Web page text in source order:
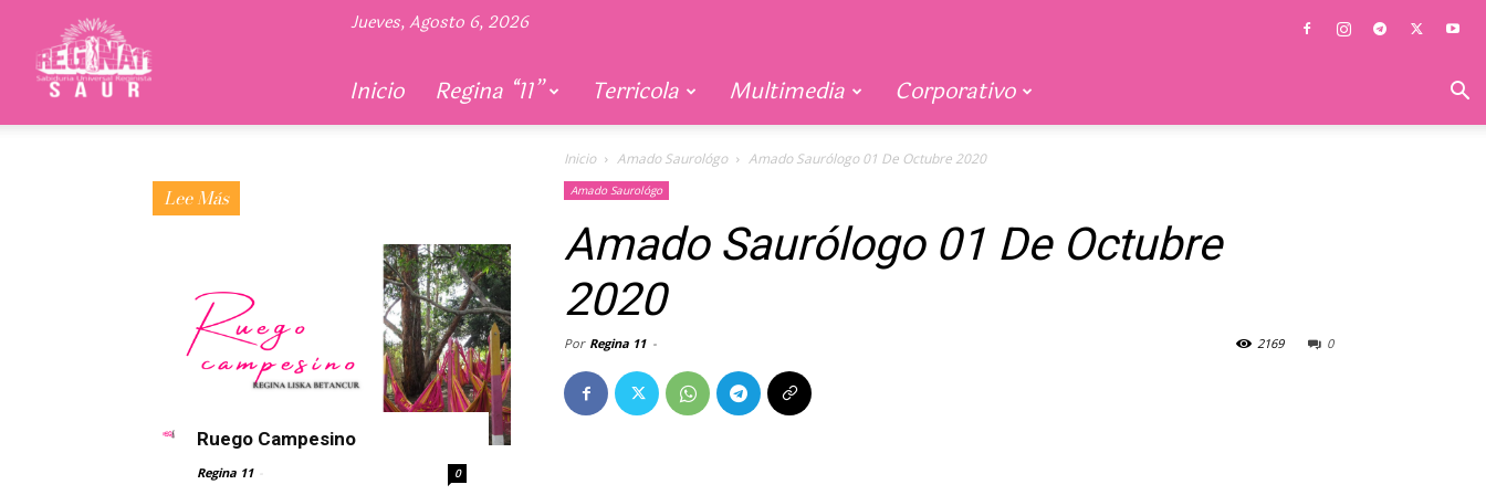
Jueves, Agosto 6, 2026
Inicio Regina “11” Terricola Multimedia Corporativo
Inicio Amado Saurológo Amado Saurólogo 01 De Octubre 2020
Amado Saurológo
Amado Saurólogo 01 De Octubre
2020
Por Regina 11 - 0
2169
Lee Más
Ruego Campesino
Regina 11 0